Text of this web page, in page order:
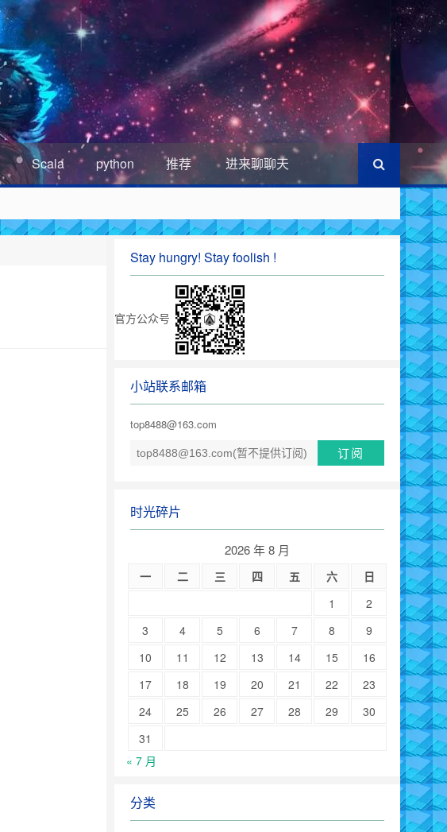
Scala python 推荐 进来聊聊天
Stay hungry! Stay foolish !
官方公众号
小站联系邮箱
top8488@163.com
时光碎片
2026 年 8 月
一 二 三 四 五 六
日
1
2
3
4 5 6 7 8
9
10
11 12 13 14 15
16
17
18 19 20 21 22
23
24
25 26 27 28 29
30
31
« 7 月
分类